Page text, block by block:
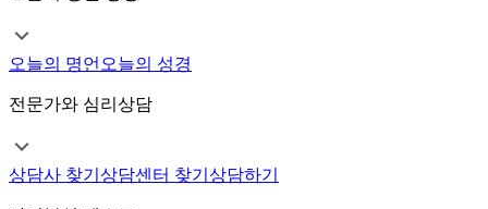
오늘의 명언 오늘의 성경
전문가와 심리상담
상담사 찾기 상담센터 찾기 상담하기